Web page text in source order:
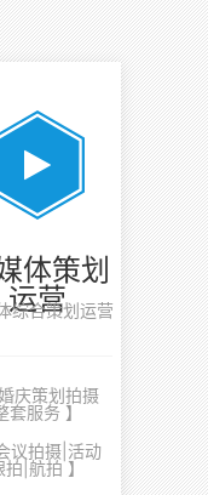
体策划
运营
综合策划运营
婚庆策划拍摄
套服务 】
议拍摄|活动
拍|航拍 】